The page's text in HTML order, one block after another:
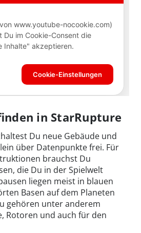
in StarRupture
Du neue Gebäude und
über Datenpunkte frei. Für
brauchst Du
die Du in der Spielwelt
liegen meist in blauen
Basen auf dem Planeten
gehören unter anderem
Rotoren und auch für den